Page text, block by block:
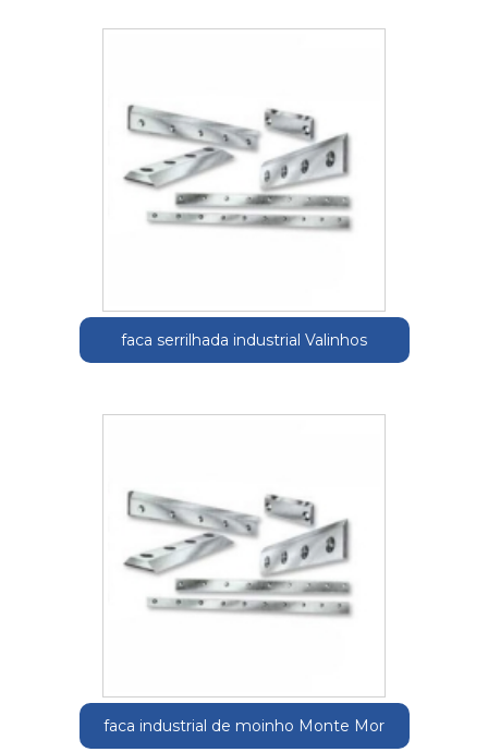
faca serrilhada industrial Valinhos
faca industrial de moinho Monte Mor